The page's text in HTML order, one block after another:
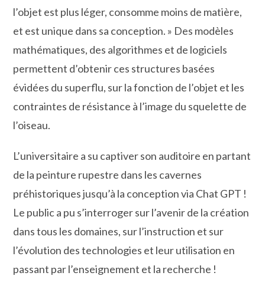
l’objet est plus léger, consomme moins de matière,
et est unique dans sa conception. » Des modèles
mathématiques, des algorithmes et de logiciels
permettent d’obtenir ces structures basées
évidées du superflu, sur la fonction de l’objet et les
contraintes de résistance à l’image du squelette de
l’oiseau.
L’universitaire a su captiver son auditoire en partant
de la peinture rupestre dans les cavernes
préhistoriques jusqu’à la conception via Chat GPT !
Le public a pu s’interroger sur l’avenir de la création
dans tous les domaines, sur l’instruction et sur
l’évolution des technologies et leur utilisation en
passant par l’enseignement et la recherche !